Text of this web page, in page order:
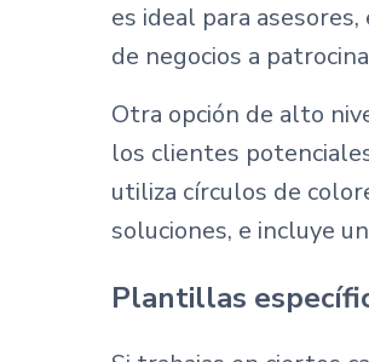
es ideal para
de negocios a
Otra opción de alto
los clientes
utiliza círculos de
soluciones, e incluye
Plantillas